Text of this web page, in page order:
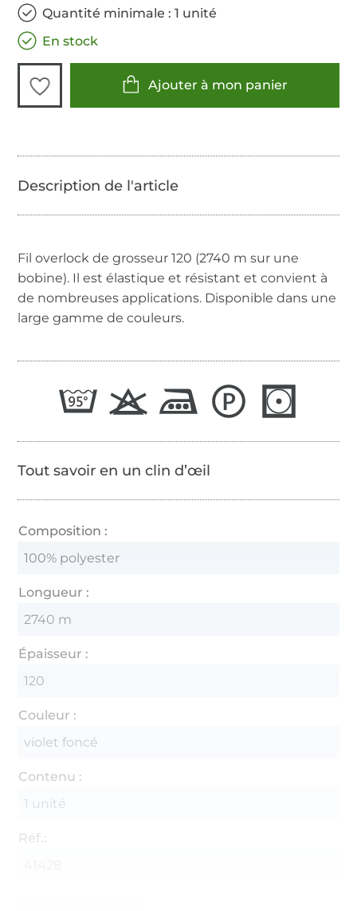
Quantité minimale : 1 unité
En stock
Ajouter à mon panier
Fil overlock de grosseur 120 (2740 m sur une
bobine). Il est élastique et résistant et convient à
de nombreuses applications. Disponible dans une
large gamme de couleurs.
Tout savoir en un clin d’œil
Composition :
100% polyester
Longueur :
2740 m
Épaisseur :
120
Couleur :
violet foncé
Contenu :
1 unité
Réf.: